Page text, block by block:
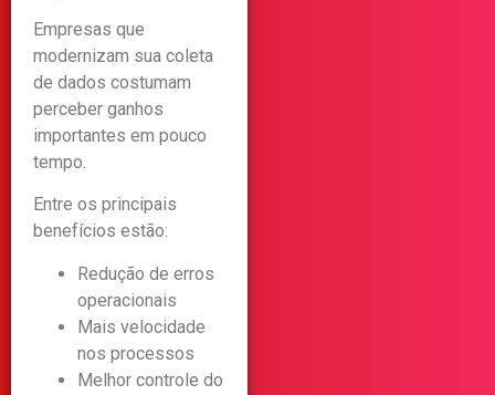
Empresas que
modernizam sua coleta
de dados costumam
perceber ganhos
importantes em pouco
tempo.
Entre os principais
benefícios estão:
Redução de erros
operacionais
Mais velocidade
nos processos
Melhor controle do